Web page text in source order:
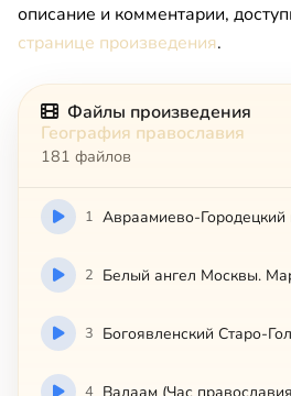
описание и комментарии,
странице произведения.
Файлы произведения
География православия
181 файлов
1
2
3
4